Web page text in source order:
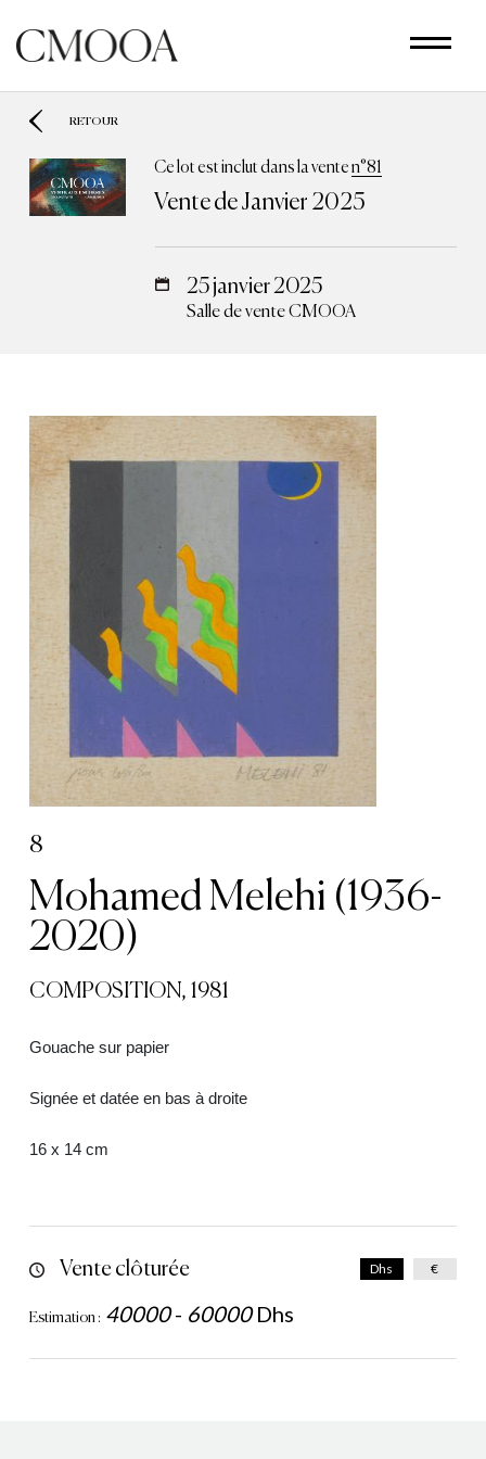
contenu
principal
RETOUR
Ce lot est inclut dans la venten°81
Vente de Janvier 2025
25 janvier 2025
Salle de vente CMOOA
8
Mohamed Melehi (1936-
2020)
COMPOSITION, 1981
Gouache sur papier
Signée et datée en bas à droite
16 x 14 cm
Vente clôturée
Estimation : 40000- 60000 Dhs
Dhs €